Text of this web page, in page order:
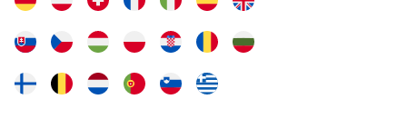
jaune.Je recommande cet article.
Utilisateur d'Amazon